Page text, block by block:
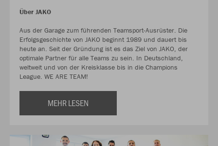
Über JAKO
Aus der Garage zum führenden Teamsport-Ausrüster. Die
Erfolgsgeschichte von JAKO beginnt 1989 und dauert bis
heute an. Seit der Gründung ist es das Ziel von JAKO, der
optimale Partner für alle Teams zu sein. In Deutschland,
weltweit und von der Kreisklasse bis in die Champions
League. WE ARE TEAM!
MEHR LESEN